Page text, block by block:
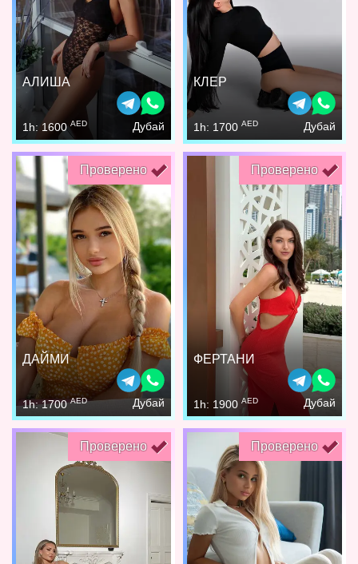
АЛИША
1h: 1600AED Дубай
КЛЕР
1h: 1700 AED Дубай
Проверено
ДАЙМИ
1h: 1700AED Дубай
Проверено
ФЕРТАНИ
1h: 1900 AED Дубай
Проверено Проверено